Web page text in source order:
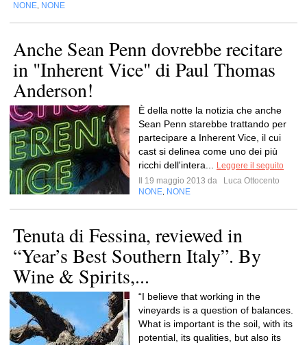
NONE NONE
Anche Sean Penn dovrebbe recitare
in "Inherent Vice" di Paul Thomas
Anderson!
È della notte la notizia che anche
Sean Penn starebbe trattando per
partecipare a Inherent Vice, il cui
cast si delinea come uno dei più
ricchi dell'intera...
Leggere il seguito
Il 19 maggio 2013 da
Luca Ottocento
NONE NONE
Tenuta di Fessina, reviewed in
“Year’s Best Southern Italy”. By
Wine & Spirits,...
“I believe that working in the
vineyards is a question of balances.
What is important is the soil, with its
potential, its qualities, but also its